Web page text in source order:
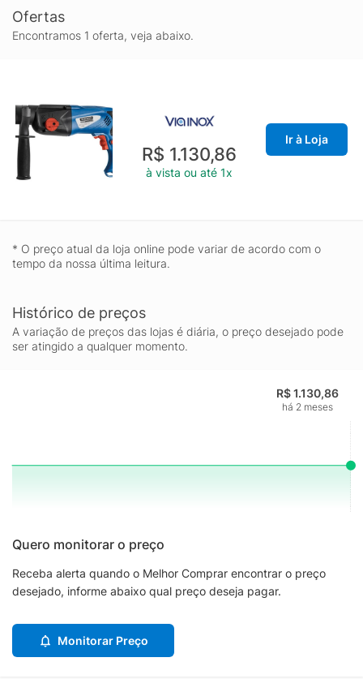
profissional, este modelo combina potência, praticidade e a
segurança de uma marca tradicional no segmento de
Ofertas
Encontramos 1 oferta, veja abaixo.
R$ 1.130,86
à vista ou até 1x
Ir à Loja
* O preço atual da loja online pode variar de acordo com o
tempo da nossa última leitura.
Histórico de preços
A variação de preços das lojas é diária, o preço desejado pode
ser atingido a qualquer momento.
R$ 1.130,86
há 2 meses
Quero monitorar o preço
Receba alerta quando o Melhor Comprar encontrar o preço
desejado, informe abaixo qual preço deseja pagar.
Monitorar Preço